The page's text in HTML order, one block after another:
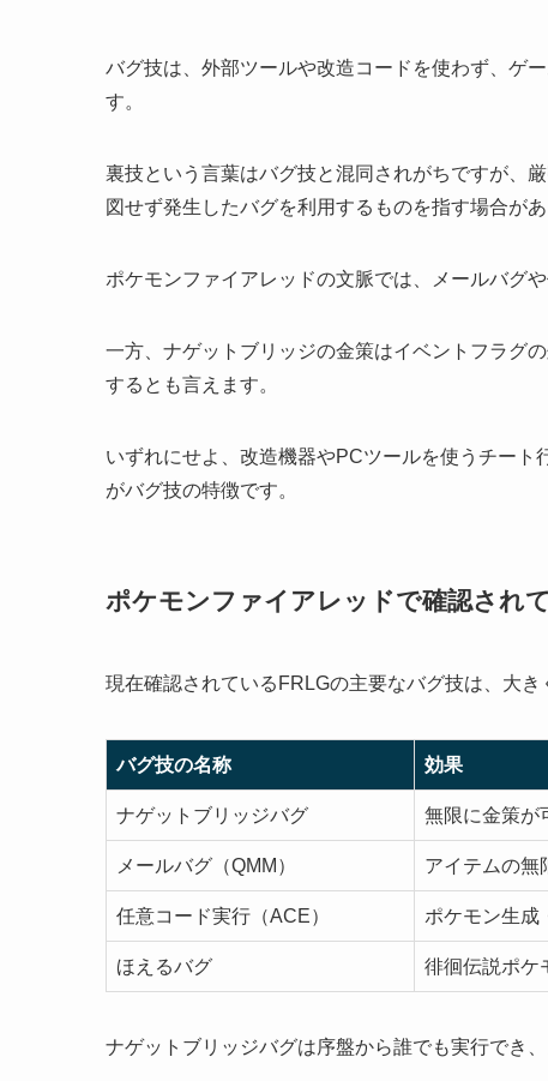
バグ技は、外部ツールや改造コードを使わず、ゲ
す。
裏技という言葉はバグ技と混同されがちですが、
図せず発生したバグを利用するものを指す場合があ
ポケモンファイアレッドの文脈では、メールバグ
一方、ナゲットブリッジの金策はイベントフラグ
するとも言えます。
いずれにせよ、改造機器やPCツールを使うチー
がバグ技の特徴です。
ポケモンファイアレッドで確認され
現在確認されているFRLGの主要なバグ技は、大き
バグ技の名称 効果
ナゲットブリッジバグ 無限に金策が
メールバグ（QMM） アイテムの無
任意コード実行（ACE） ポケモン生成
ほえるバグ 徘徊伝説ポケ
ナゲットブリッジバグは序盤から誰でも実行でき